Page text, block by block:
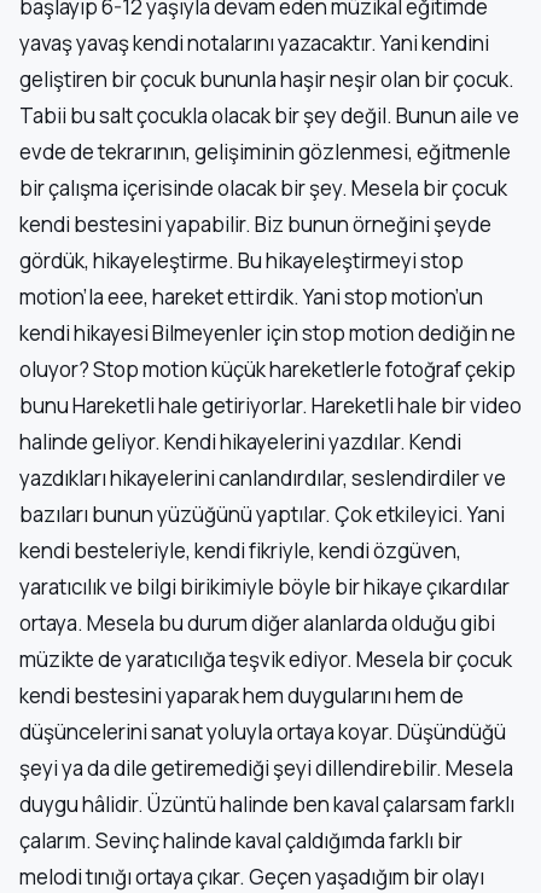
başlayıp 6-12 yaşıyla devam eden müzikal eğitimde
yavaş yavaş kendi notalarını yazacaktır. Yani kendini
geliştiren bir çocuk bununla haşir neşir olan bir çocuk.
Tabii bu salt çocukla olacak bir şey değil. Bunun aile ve
evde de tekrarının, gelişiminin gözlenmesi, eğitmenle
bir çalışma içerisinde olacak bir şey. Mesela bir çocuk
kendi bestesini yapabilir. Biz bunun örneğini şeyde
gördük, hikayeleştirme. Bu hikayeleştirmeyi stop
motion’la eee, hareket ettirdik. Yani stop motion’un
kendi hikayesi Bilmeyenler için stop motion dediğin ne
oluyor? Stop motion küçük hareketlerle fotoğraf çekip
bunu Hareketli hale getiriyorlar. Hareketli hale bir video
halinde geliyor. Kendi hikayelerini yazdılar. Kendi
yazdıkları hikayelerini canlandırdılar, seslendirdiler ve
bazıları bunun yüzüğünü yaptılar. Çok etkileyici. Yani
kendi besteleriyle, kendi fikriyle, kendi özgüven,
yaratıcılık ve bilgi birikimiyle böyle bir hikaye çıkardılar
ortaya. Mesela bu durum diğer alanlarda olduğu gibi
müzikte de yaratıcılığa teşvik ediyor. Mesela bir çocuk
kendi bestesini yaparak hem duygularını hem de
düşüncelerini sanat yoluyla ortaya koyar. Düşündüğü
şeyi ya da dile getiremediği şeyi dillendirebilir. Mesela
duygu hâlidir. Üzüntü halinde ben kaval çalarsam farklı
çalarım. Sevinç halinde kaval çaldığımda farklı bir
melodi tınığı ortaya çıkar. Geçen yaşadığım bir olayı